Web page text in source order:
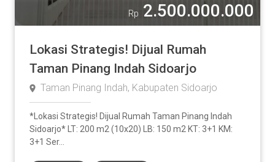
Rp 2.500.000.000
Lokasi Strategis! Dijual Rumah
Taman Pinang Indah Sidoarjo
Taman Pinang Indah, Kabupaten Sidoarjo
*Lokasi Strategis! Dijual Rumah Taman Pinang Indah
Sidoarjo* LT: 200 m2 (10x20) LB: 150 m2 KT: 3+1 KM:
3+1 Ser...